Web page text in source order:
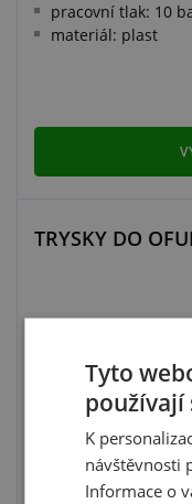
pracovní tlak: 10
materiál: plast
TRYSKY DO
Tyto
používají
K
návštěvnosti
Informace o